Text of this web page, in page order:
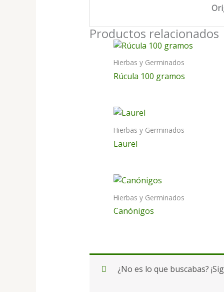
Productos relacionados
Hierbas y Germinados
Rúcula 100 gramos
Hierbas y Germinados
Laurel
Hierbas y Germinados
Canónigos
¿No es lo que buscabas?